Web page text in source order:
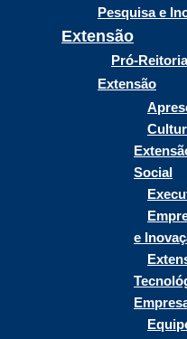
Pesquisa e
Extensão
Pró-
Extensão
Social
e